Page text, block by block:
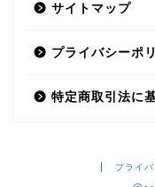
サイトマップ
プライバシーポ
特定商取引法に
プライ